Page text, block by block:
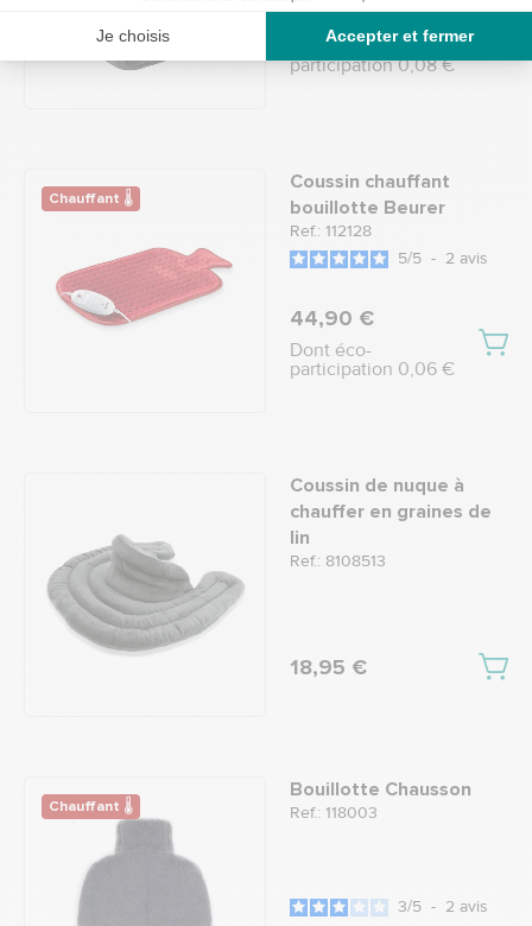
39,90 €
Dont éco-
participation 0,08 €
Chauffant 🌡
Coussin chauffant
bouillotte Beurer
Ref.: 112128
5/5 - 2 avis
44,90 €
Dont éco-
participation 0,06 €
Coussin de nuque à
chauffer en graines de
lin
Ref.: 8108513
18,95 €
Chauffant 🌡
Bouillotte Chausson
Ref.: 118003
3/5 - 2 avis